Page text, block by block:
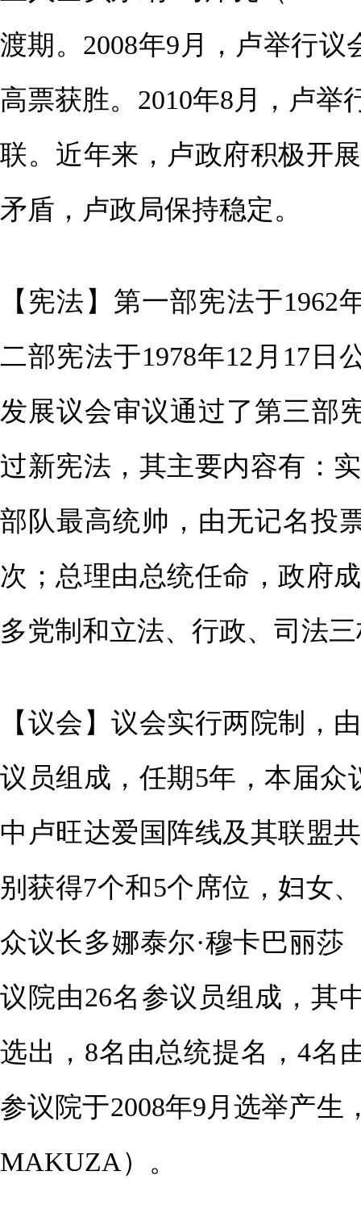
渡期。2008年9月，卢举行
高票获胜。2010年8月，卢举
联。近年来，卢政府积极开
矛盾，卢政局保持稳定。
【宪法】第一部宪法于1962
二部宪法于1978年12月17日
发展议会审议通过了第三部
过新宪法，其主要内容有：
部队最高统帅，由无记名投
次；总理由总统任命，政府
多党制和立法、行政、司法
【议会】议会实行两院制，
议员组成，任期5年，本届众
中卢旺达爱国阵线及其联盟
别获得7个和5个席位，妇女
众议长多娜泰尔·穆卡巴丽
议院由26名参议员组成，其
选出，8名由总统提名，4名
参议院于2008年9月选举产生
MAKUZA）。